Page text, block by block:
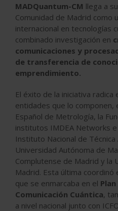
MADQuantum-CM llega a
Comunidad de Madrid como
internacional en tecnologías
combinado investigación en
comunicaciones y
de transferencia de
emprendimiento.
El éxito de la iniciativa
entidades que lo componen,
Español de Metrología, la
institutos IMDEA Networks
Instituto Nacional de Técnica
Universidad Autónoma de
Complutense de Madrid y la
Madrid. Esta última
que se enmarcaba en el
Comunicación Cuántica,
a nivel nacional junto con